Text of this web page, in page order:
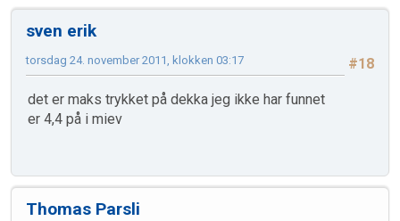
sven erik
#18
torsdag 24. november 2011, klokken 03:17
det er maks trykket på dekka jeg ikke har funnet
er 4,4 på i miev
Thomas Parsli